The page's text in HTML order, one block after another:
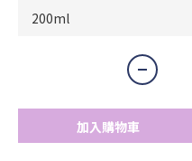
加入購物車